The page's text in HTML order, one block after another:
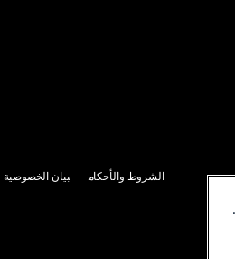
الشروط والأحكام بيان الخصوصية